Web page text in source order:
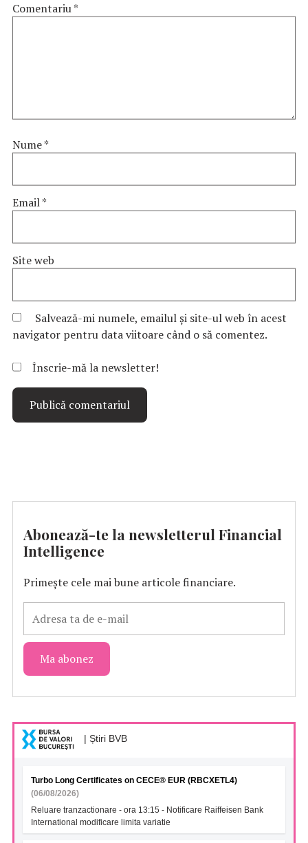
Comentariu*
Nume*
Email*
Site web
Salvează-mi numele, emailul și site-ul web în acest
navigator pentru data viitoare când o să comentez.
Înscrie-mă la newsletter!
Abonează-te la newsletterul Financial
Intelligence
Primește cele mai bune articole financiare.
| Știri BVB
Turbo Long Certificates on CECE® EUR (RBCXETL4)
(06/08/2026)
Reluare tranzactionare - ora 13:15 - Notificare Raiffeisen Bank
International modificare limita variatie